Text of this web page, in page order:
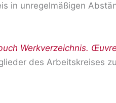
in unregelmäßigen
Werkverzeichnis. Œ
des Arbeitskreises